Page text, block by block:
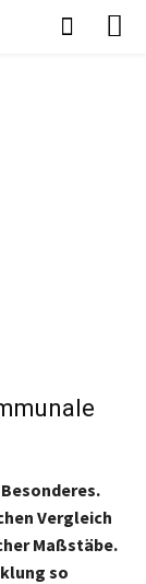
Vergleich
Maßstäbe.
so